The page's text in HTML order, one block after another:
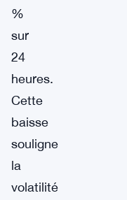
%
sur
24
heures.
Cette
baisse
souligne
la
volatilité